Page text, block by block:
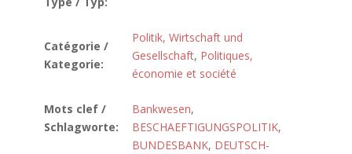
Catégorie /
Kategorie:
Politik, Wirtschaft und
Gesellschaft, Politiques,
économie et société
Mots clef /
Schlagworte:
Bankwesen,
BESCHAEFTIGUNGSPOLITIK,
BUNDESBANK, DEUTSCH-